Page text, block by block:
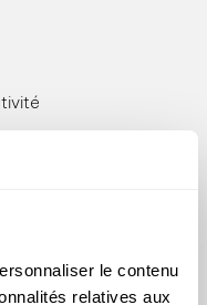
le contenu
relatives aux
SEIC sont
en termes de